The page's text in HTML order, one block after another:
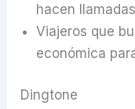
hacen
Viajeros que
económica
Dingtone